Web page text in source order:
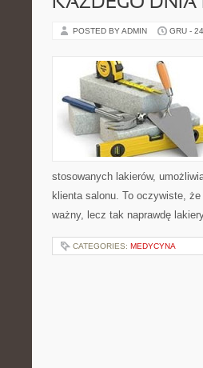
POSTED BY ADMIN GRU -
stosowanych lakierów,
klienta salonu. To oczywiste,
ważny, lecz tak naprawdę
CATEGORIES: MEDYCYNA